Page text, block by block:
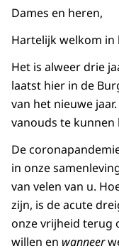
Dames en heren,
Hartelijk welkom in
Het is alweer drie
laatst hier in de
van het nieuwe
vanouds te kunnen
De
in onze
van velen van u.
zijn, is de acute
onze vrijheid terug
willen en wanneer